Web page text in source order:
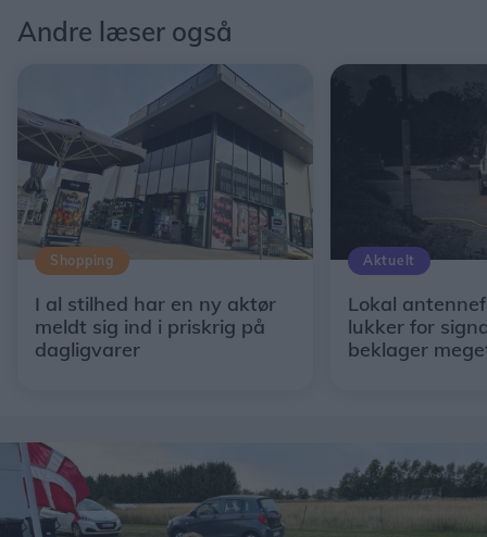
Andre læser også
Shopping
I al stilhed har en ny aktør
meldt sig ind i priskrig på
dagligvarer
Aktuelt
Lokal
lukker for
beklager